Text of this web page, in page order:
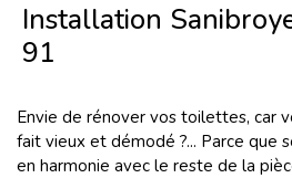
Installation
91
Envie de rénover vos toilettes, car
fait vieux et démodé ?... Parce que
en harmonie avec le reste de la